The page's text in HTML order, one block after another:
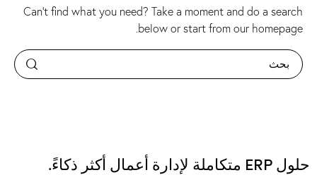
Can't find what you need? Take a moment and do a search
below or start from our homepage
.
حلول ERP متكاملة لإدارة أعمال أكثر ذكاءً.